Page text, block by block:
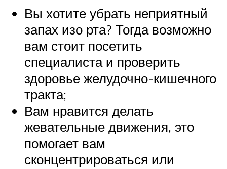
Вы хотите убрать неприятный
запах изо рта? Тогда возможно
вам стоит посетить
специалиста и проверить
здоровье желудочно-кишечного
тракта;
Вам нравится делать
жевательные движения, это
помогает вам
сконцентрироваться или